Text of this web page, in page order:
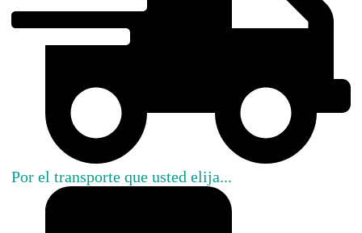
Por el transporte que usted elija...